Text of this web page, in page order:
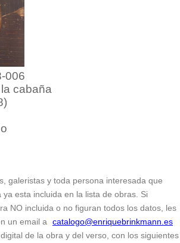
006
cabaña
galeristas y toda persona interesada que
ya esta incluida en la lista de obras. Si
NO incluida o no figuran todos los datos, les
un email a
catalogo@enriquebrinkmann.es
de la obra y del verso, con los siguientes